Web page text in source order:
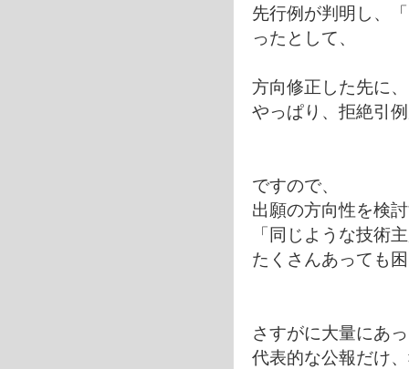
先行例が判明し、
ったとして、
方向修正した先に
やっぱり、拒絶引
ですので、
出願の方向性を検
「同じような技術
たくさんあっても
さすがに大量にあ
代表的な公報だけ